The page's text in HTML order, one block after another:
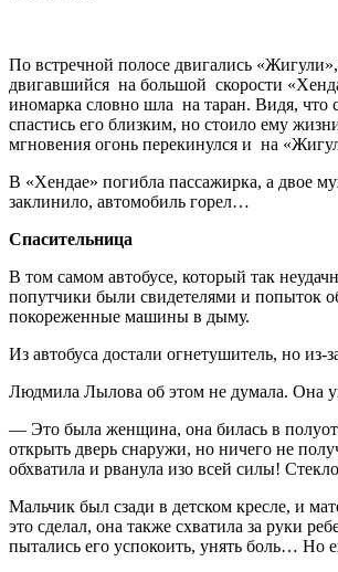
По встречной полосе двигались
двигавшийся на большой скорости
иномарка словно шла на таран. Видя, что
спастись его близким, но стоило ему
мгновения огонь перекинулся и на
В «Хендае» погибла пассажирка, а двое
заклинило, автомобиль горел…
Спасительница
В том самом автобусе, который так
попутчики были свидетелями и попыток
покореженные машины в дыму.
Из автобуса достали огнетушитель, но
Людмила Лылова об этом не думала. Она
— Это была женщина, она билась в
открыть дверь снаружи, но ничего не
обхватила и рванула изо всей силы!
Мальчик был сзади в детском кресле, и
это сделал, она также схватила за руки
пытались его успокоить, унять боль… Но